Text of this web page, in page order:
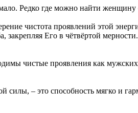
Редко где можно найти
чистота проявлений этой
закрепляя Его в чётвёртой мерности.
чистые проявления как
силы, – это способность мягко и